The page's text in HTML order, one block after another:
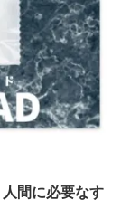
人間に必要なす